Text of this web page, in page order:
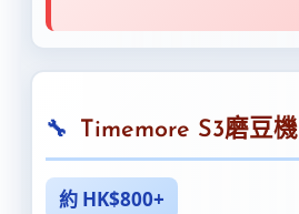
Timemore S3磨豆機
約 HK$800+